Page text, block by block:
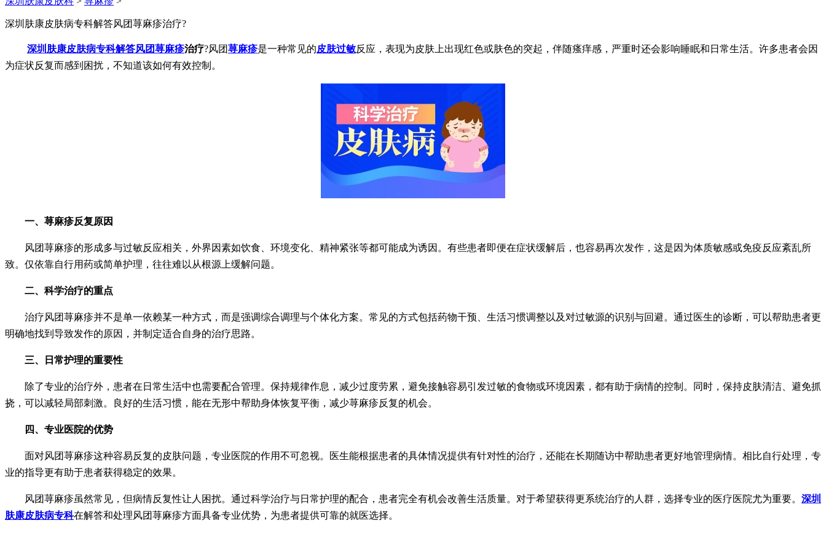
深圳肤康皮肤病专科解答风团荨麻疹治疗?
深圳肤康皮肤病专科解答风团荨麻疹治疗?风团荨麻疹是一种常见的皮肤过敏反应，表现为皮肤上出现红色或肤色的突起，伴随瘙痒感，严重时还会影响睡眠和日常生活。许多患者会因
为症状反复而感到困扰，不知道该如何有效控制。
一、荨麻疹反复原因
风团荨麻疹的形成多与过敏反应相关，外界因素如饮食、环境变化、精神紧张等都可能成为诱因。有些患者即便在症状缓解后，也容易再次发作，这是因为体质敏感或免疫反应紊乱所
致。仅依靠自行用药或简单护理，往往难以从根源上缓解问题。
二、科学治疗的重点
治疗风团荨麻疹并不是单一依赖某一种方式，而是强调综合调理与个体化方案。常见的方式包括药物干预、生活习惯调整以及对过敏源的识别与回避。通过医生的诊断，可以帮助患者更
明确地找到导致发作的原因，并制定适合自身的治疗思路。
三、日常护理的重要性
除了专业的治疗外，患者在日常生活中也需要配合管理。保持规律作息，减少过度劳累，避免接触容易引发过敏的食物或环境因素，都有助于病情的控制。同时，保持皮肤清洁、避免抓
挠，可以减轻局部刺激。良好的生活习惯，能在无形中帮助身体恢复平衡，减少荨麻疹反复的机会。
四、专业医院的优势
面对风团荨麻疹这种容易反复的皮肤问题，专业医院的作用不可忽视。医生能根据患者的具体情况提供有针对性的治疗，还能在长期随访中帮助患者更好地管理病情。相比自行处理，专
业的指导更有助于患者获得稳定的效果。
风团荨麻疹虽然常见，但病情反复性让人困扰。通过科学治疗与日常护理的配合，患者完全有机会改善生活质量。对于希望获得更系统治疗的人群，选择专业的医疗医院尤为重要。 深圳
肤康皮肤病专科在解答和处理风团荨麻疹方面具备专业优势，为患者提供可靠的就医选择。